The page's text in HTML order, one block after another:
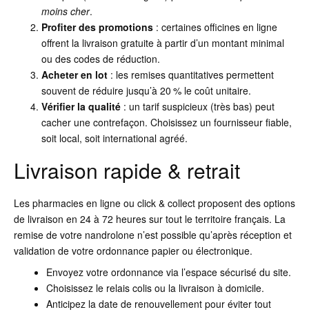
moins cher.
Profiter des promotions : certaines officines en ligne
offrent la livraison gratuite à partir d’un montant minimal
ou des codes de réduction.
Acheter en lot : les remises quantitatives permettent
souvent de réduire jusqu’à 20 % le coût unitaire.
Vérifier la qualité : un tarif suspicieux (très bas) peut
cacher une contrefaçon. Choisissez un fournisseur fiable,
soit local, soit international agréé.
Livraison rapide & retrait
Les pharmacies en ligne ou click & collect proposent des options
de livraison en 24 à 72 heures sur tout le territoire français. La
remise de votre nandrolone n’est possible qu’après réception et
validation de votre ordonnance papier ou électronique.
Envoyez votre ordonnance via l’espace sécurisé du site.
Choisissez le relais colis ou la livraison à domicile.
Anticipez la date de renouvellement pour éviter tout